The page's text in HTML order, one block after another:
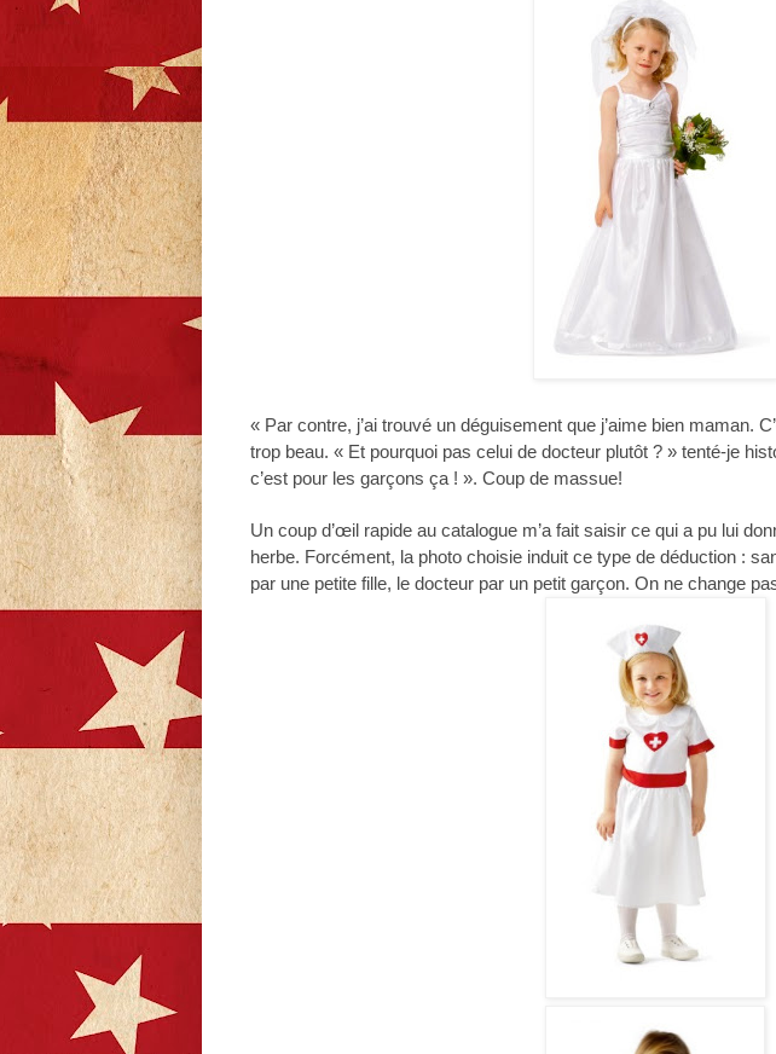
« Par contre, j’ai trouvé un déguisement que j’aime bien maman.
trop beau. « Et pourquoi pas celui de docteur plutôt ? » tenté-je
c’est pour les garçons ça ! ». Coup de massue!
Un coup d’œil rapide au catalogue m’a fait saisir ce qui a pu lui
herbe. Forcément, la photo choisie induit ce type de déduction :
par une petite fille, le docteur par un petit garçon. On ne change